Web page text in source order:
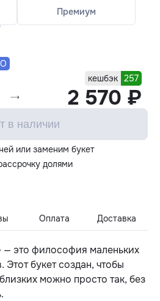
Премиум
кешбэк 257
2 570 ₽
в наличии
или заменим букет
долями
Оплата Доставка
— это философия маленьких
букет создан, чтобы
можно просто так, без